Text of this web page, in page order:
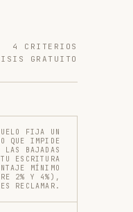
4 CRITERIOS
GRATUITO
FIJA UN
QUE IMPIDE
LAS BAJADAS
ESCRITURA
MÍNIMO
2% Y 4%),
RECLAMAR.